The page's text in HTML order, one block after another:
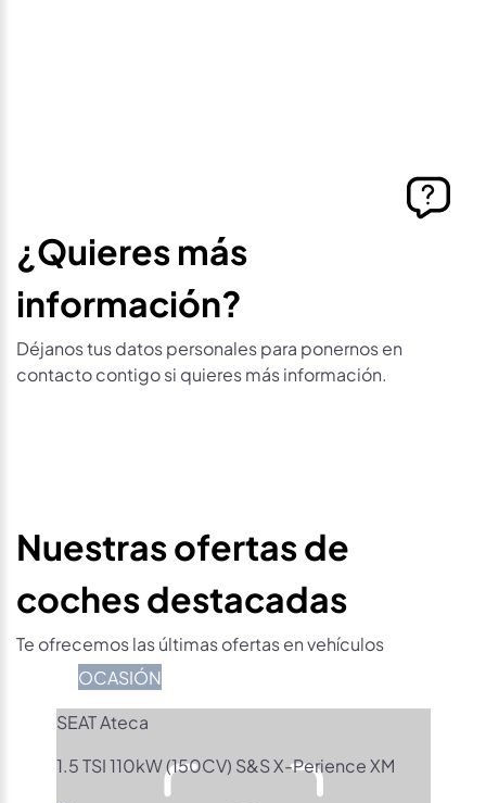
¿Quieres más
información?
Déjanos tus datos personales para ponernos en
contacto contigo si quieres más información.
Nuestras ofertas de
coches destacadas
Te ofrecemos las últimas ofertas en vehículos
OCASIÓN
SEAT Ateca
1.5 TSI 110kW (150CV) S&S X-Perience XM